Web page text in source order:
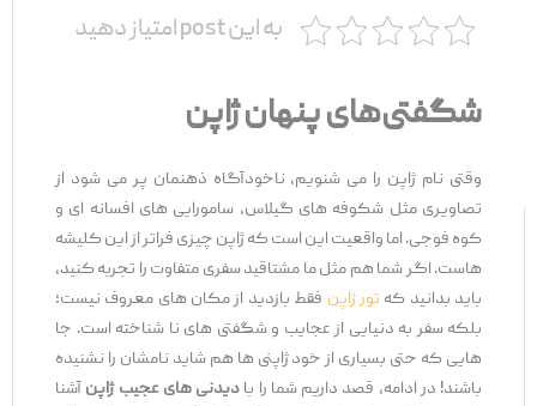
به این post امتیاز دهید
شگفتی‌های پنهان ژاپن
وقتی نام ژاپن را می ‌شنویم، ناخودآگاه ذهنمان پر می ‌شود از
تصاویری مثل شکوفه ‌های گیلاس، سامورایی ‌های افسانه ‌ای و
کوه فوجی. اما واقعیت این است که ژاپن چیزی فراتر از این کلیشه‌
هاست. اگر شما هم مثل ما مشتاقید سفری متفاوت را تجربه کنید،
باید بدانید کهتور ژاپنفقط بازدید از مکان ‌های معروف نیست؛
بلکه سفر به دنیایی از عجایب و شگفتی ‌های نا شناخته است. جا
هایی که حتی بسیاری از خود ژاپنی‌ ها هم شاید نامشان را نشنیده
باشند! در ادامه، قصد داریم شما را با دیدنی ‌های عجیب ژاپنآشنا